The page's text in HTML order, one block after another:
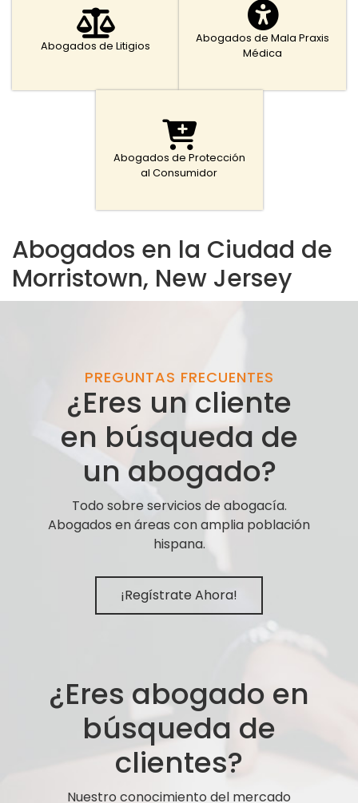
Abogados de Litigios
Abogados de Mala Praxis
Médica
Abogados de Protección
al Consumidor
Abogados en la Ciudad de
Morristown, New Jersey
PREGUNTAS FRECUENTES
¿Eres un cliente
en búsqueda de
un abogado?
Todo sobre servicios de abogacía.
Abogados en áreas con amplia población
hispana.
¡Regístrate Ahora!
¿Eres abogado en
búsqueda de
clientes?
Nuestro conocimiento del mercado